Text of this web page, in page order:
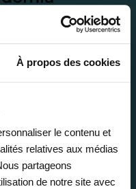
À propos des cookies
le contenu et
relatives aux médias
partageons
de notre site avec
vous, selon